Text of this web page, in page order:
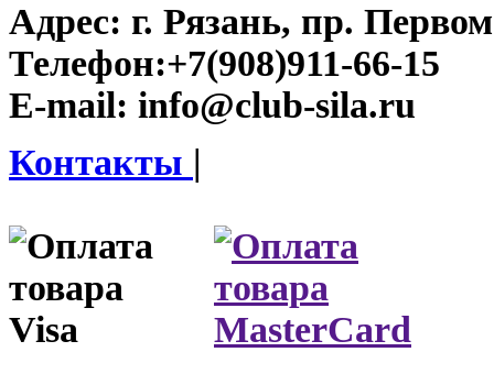
Адрес: г. Рязань, пр.
Телефон:+7(908)911-66-15
E-mail: info@club-sila.ru
Контакты |